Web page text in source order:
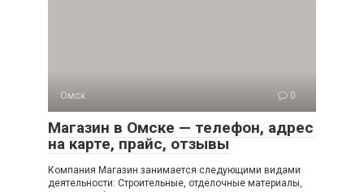
Омск 0
Магазин в Омске — телефон, адрес
на карте, прайс, отзывы
Компания Магазин занимается следующими видами
деятельности: Строительные, отделочные материалы,